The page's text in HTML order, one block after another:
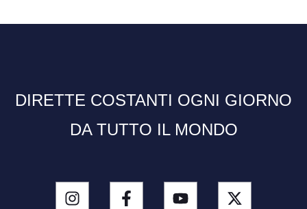
DIRETTE COSTANTI OGNI GIORNO
DA TUTTO IL MONDO